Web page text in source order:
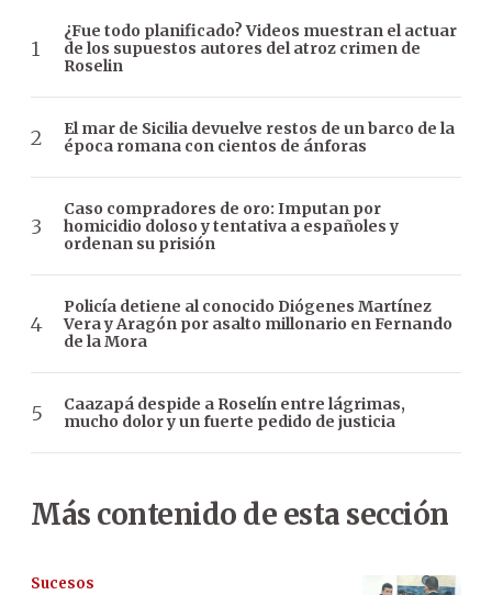
¿Fue todo planificado? Videos muestran el actuar
de los supuestos autores del atroz crimen de
Roselin
El mar de Sicilia devuelve restos de un barco de la
época romana con cientos de ánforas
Caso compradores de oro: Imputan por
homicidio doloso y tentativa a españoles y
ordenan su prisión
Policía detiene al conocido Diógenes Martínez
Vera y Aragón por asalto millonario en Fernando
de la Mora
Caazapá despide a Roselín entre lágrimas,
mucho dolor y un fuerte pedido de justicia
Más contenido de esta sección
Sucesos